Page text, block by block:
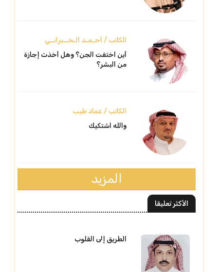
الكاتب / أحـمـد الـخــبرانــي
أين اختفت الجن؟ وهل أخذت إجازة
من البشر؟
الكاتب / عماد طيب
والله اشتكيك
المزيد
الأكثر تعليقا
الطريق إلى القلوب